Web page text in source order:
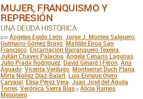
MUJER, FRANQUISMO Y
REPRESIÓN
UNA DEUDA HISTÓRICA
por Ángeles Egido León Jorge J. Montes Salguero
Gutmarro Gómez Bravo Matilde Eiroa San
Francisco Encarnación Barranquero Texeira
Julián Chaves Palacios Ángela Cenarro Lagunas
Julio Prada Rodríguez David Ginard I Féron Ana
Aguado ,Vicenta Verdugo Montserrat Duch Plana
Mirta Núñez Díaz-Balart Luis Enrique Otero
Carvajal Elisa Pérez Vera Juan José del Águila
Torres ,Verónica Sierra Blas y Alicia Ramos
Mesonero